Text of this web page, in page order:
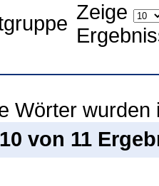
Zeige
Wörter wurden
von 11